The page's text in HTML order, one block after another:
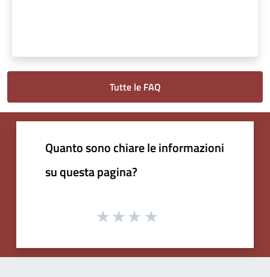
Tutte le FAQ
Quanto sono chiare le informazioni
su questa pagina?